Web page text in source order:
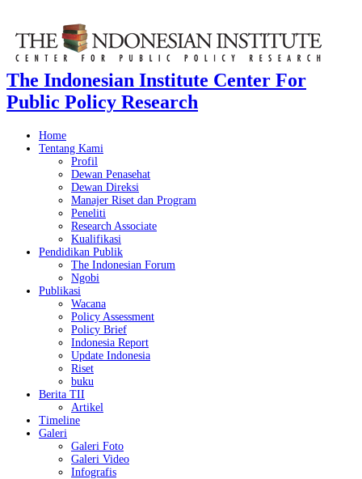
The Indonesian Institute Center For
Public Policy Research
Home
Tentang Kami
Profil
Dewan Penasehat
Dewan Direksi
Manajer Riset dan Program
Peneliti
Research Associate
Kualifikasi
Pendidikan Publik
The Indonesian Forum
Ngobi
Publikasi
Wacana
Policy Assessment
Policy Brief
Indonesia Report
Update Indonesia
Riset
buku
Berita TII
Artikel
Timeline
Galeri
Galeri Foto
Galeri Video
Infografis